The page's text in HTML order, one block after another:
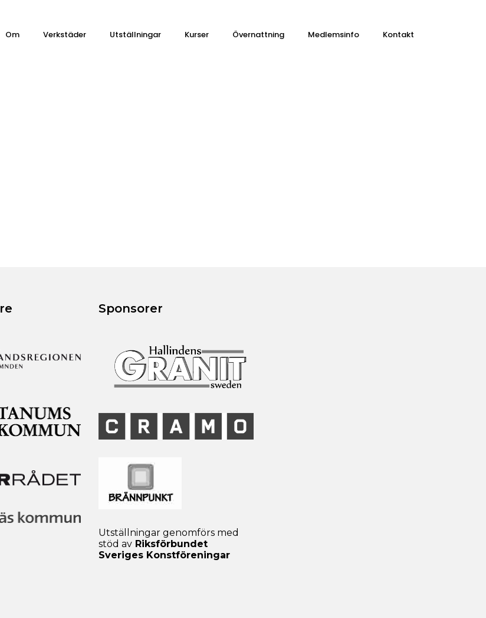
Om Verkstäder Utställningar Kurser Övernattning Medlemsinfo Kontakt
Sponsorer
Utställningar genomförs med
stöd av Riksförbundet
Sveriges Konstföreningar